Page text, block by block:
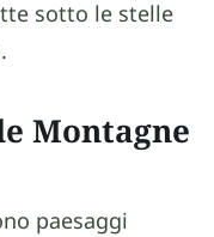
sotto le stelle
Montagne
paesaggi